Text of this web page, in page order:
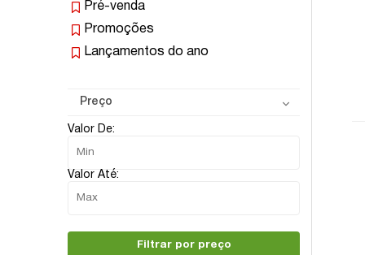
Pré-venda
Promoções
Lançamentos do ano
Preço
Valor De:
Valor Até:
Filtrar por preço